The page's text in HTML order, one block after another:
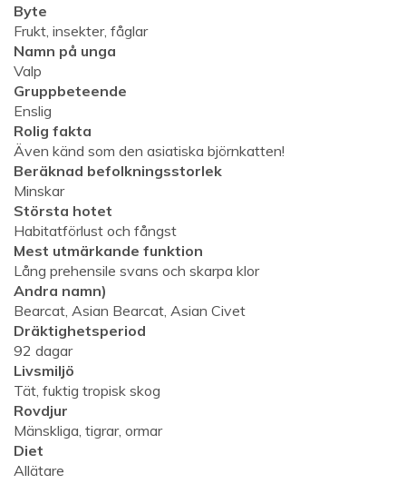
Byte
Frukt, insekter, fåglar
Namn på unga
Valp
Gruppbeteende
Enslig
Rolig fakta
Även känd som den asiatiska björnkatten!
Beräknad befolkningsstorlek
Minskar
Största hotet
Habitatförlust och fångst
Mest utmärkande funktion
Lång prehensile svans och skarpa klor
Andra namn)
Bearcat, Asian Bearcat, Asian Civet
Dräktighetsperiod
92 dagar
Livsmiljö
Tät, fuktig tropisk skog
Rovdjur
Mänskliga, tigrar, ormar
Diet
Allätare